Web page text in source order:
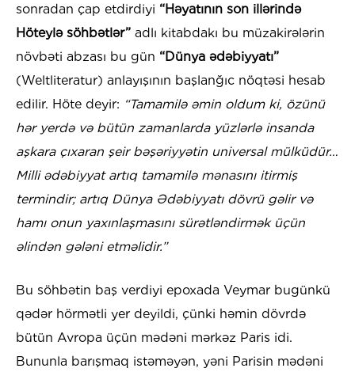
sonradan çap etdirdiyi “Həyatının son illərində
Höteylə söhbətlər” adlı kitabdakı bu müzakirələrin
növbəti abzası bu gün “Dünya ədəbiyyatı”
(Weltliteratur) anlayışının başlanğıc nöqtəsi hesab
edilir. Höte deyir: “Tamamilə əmin oldum ki, özünü
hər yerdə və bütün zamanlarda yüzlərlə insanda
aşkara çıxaran şeir bəşəriyyətin universal mülküdür…
Milli ədəbiyyat artıq tamamilə mənasını itirmiş
termindir; artıq Dünya Ədəbiyyatı dövrü gəlir və
hamı onun yaxınlaşmasını sürətləndirmək üçün
əlindən gələni etməlidir.”
Bu söhbətin baş verdiyi epoxada Veymar bugünkü
qədər hörmətli yer deyildi, çünki həmin dövrdə
bütün Avropa üçün mədəni mərkəz Paris idi.
Bununla barışmaq istəməyən, yəni Parisin mədəni